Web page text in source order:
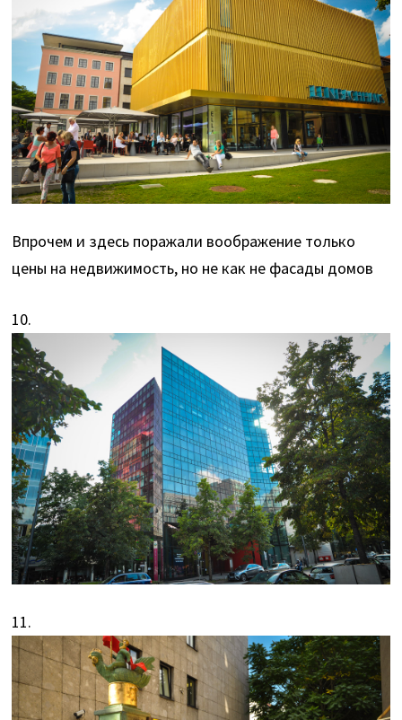
Впрочем и здесь поражали воображение только
цены на недвижимость, но не как не фасады домов
10.
11.